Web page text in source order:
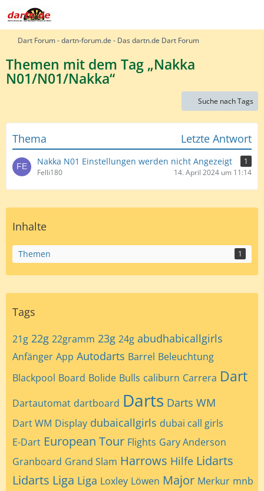
Dart Forum - dartn-forum.de - Das dartn.de Dart Forum
Themen mit dem Tag „Nakka
N01/N01/Nakka“
Suche nach Tags
Thema Letzte Antwort
Nakka N01 Einstellungen werden nicht Angezeigt
1
Felli180
14. April 2024 um 11:14
Inhalte
Themen 1
Tags
21g 22g 22gramm 23g 24g abudhabicallgirls
Anfänger App Autodarts Barrel Beleuchtung
Blackpool Board Bolide Bulls caliburn Carrera Dart
Dartautomat dartboard Darts Darts WM
Dart WM Display dubaicallgirls dubai call girls
E-Dart European Tour Flights Gary Anderson
Granboard Grand Slam Harrows Hilfe Lidarts
Lidarts Liga Liga Loxley Löwen Major Merkur mnb